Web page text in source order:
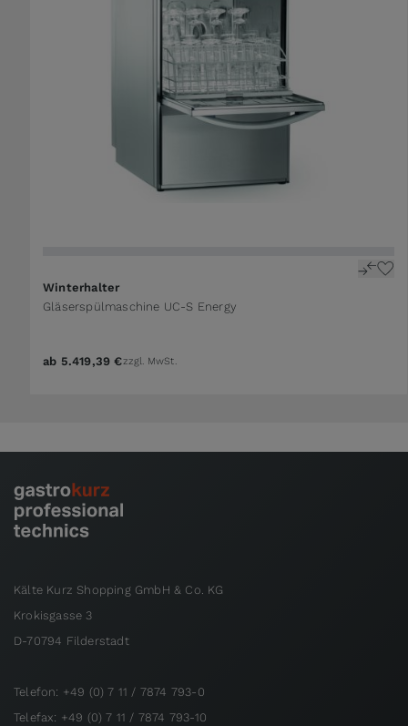
Winterhalter
Gläserspülmaschine UC-S Energy
The price depends on the options chosen on the
ab 5.419,39 €zzgl. MwSt.
Kälte Kurz Shopping GmbH & Co. KG
Krokisgasse 3
D-70794 Filderstadt
Telefon: +49 (0) 7 11 / 7874 793-0
Telefax: +49 (0) 7 11 / 7874 793-10